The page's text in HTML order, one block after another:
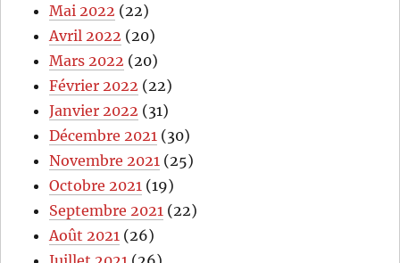
Mai 2022 (22)
Avril 2022 (20)
Mars 2022 (20)
Février 2022 (22)
Janvier 2022 (31)
Décembre 2021 (30)
Novembre 2021 (25)
Octobre 2021 (19)
Septembre 2021 (22)
Août 2021 (26)